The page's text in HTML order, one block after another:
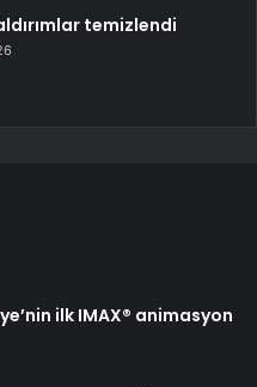
temizlendi
ilk IMAX® animasyon